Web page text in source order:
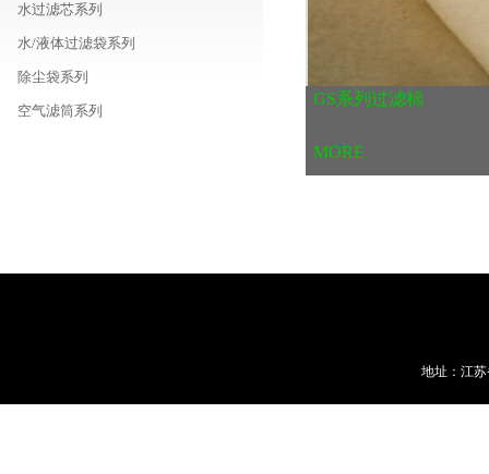
水过滤芯系列
水/液体过滤袋系列
除尘袋系列
空气滤筒系列
GS系列过滤棉
MORE
地址：江